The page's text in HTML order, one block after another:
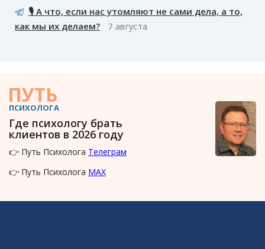
🎙️ А что, если нас утомляют не сами дела, а то,
как мы их делаем?
7 августа
ПУТЬ
ПСИХОЛОГА
Где психологу брать
клиентов в 2026 году
👉 Путь Психолога Телеграм
👉 Путь Психолога MAX